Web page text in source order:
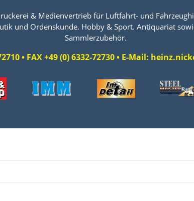
& Medienvertrieb für Luftfahrt- und
und Ordenskunde. Hobby & Sport. Antiquariat
Sammlerzubehör.
• FAX +49 (0) 6332-72730 • E-Mail: